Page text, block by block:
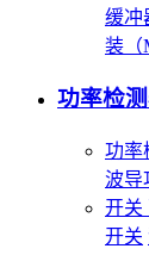
缓冲
装（
功率检
功率
波导
开关
开关